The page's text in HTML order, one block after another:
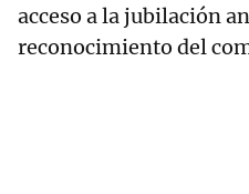
acceso a la jubilación
reconocimiento del